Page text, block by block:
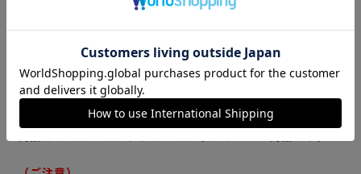
までお時間を頂く場合がございます。
また、商品がメーカーにて完売となっていた場合、キャンセ
ル又は注文内容の変更をお願いいたしております。
予めご了承くださいますようお願いいたします。